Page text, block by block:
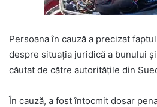
Persoana în cauză a precizat
despre situaţia juridică a bunului
căutat de către autorităţile din
În cauză, a fost întocmit dosar